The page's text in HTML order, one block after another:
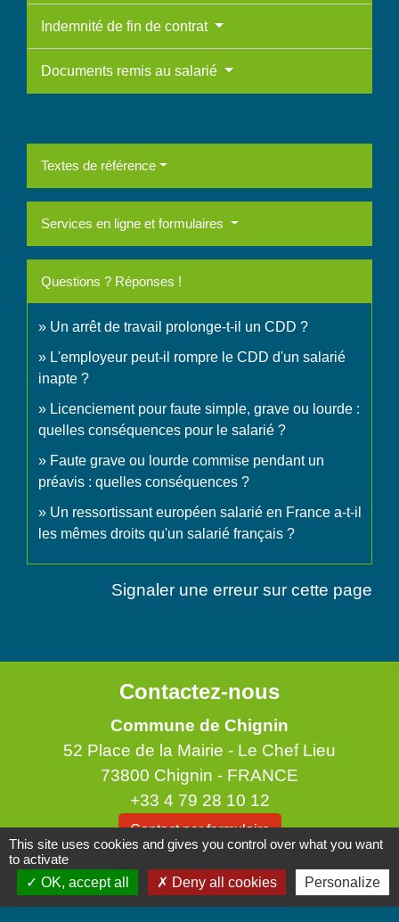
Indemnité de fin de contrat
Documents remis au salarié
Textes de référence
Services en ligne et formulaires
Questions ? Réponses !
Un arrêt de travail prolonge-t-il un CDD ?
L'employeur peut-il rompre le CDD d'un salarié
inapte ?
Licenciement pour faute simple, grave ou lourde :
quelles conséquences pour le salarié ?
Faute grave ou lourde commise pendant un
préavis : quelles conséquences ?
Un ressortissant européen salarié en France a-t-il
les mêmes droits qu'un salarié français ?
Signaler une erreur sur cette page
Contactez-nous
Commune de Chignin
52 Place de la Mairie - Le Chef Lieu
73800 Chignin - FRANCE
+33 4 79 28 10 12
Contact par formulaire
Accueil du public
Lundi et Jeudi de 16h à 19h.
This site uses cookies and gives you control over what you want
to activate
OK, accept all
Deny all cookies Personalize